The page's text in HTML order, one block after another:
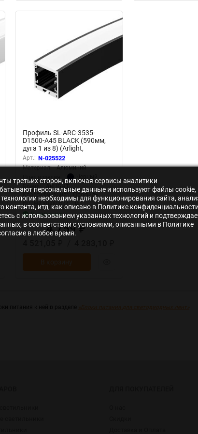
Профиль SL-ARC-3535-
D1500-A45 BLACK (590мм,
дуга 1 из 8) (Arlight,
Алюминий)
Арт.: N-025522
Материал:
Алюминий
Бренд:
ARLIGHT
Классификация:
Профиль
Норма упаковки:
шт
В наличии
4 759₽
третьих сторон, включая сервисы аналитики
персональные данные и используют файлы cookie,
необходимы для функционирования сайта,
итд, как описано в Политике
с использованием указанных технологий и
в соответствии с условиями, описанными в Политике
в любое время.